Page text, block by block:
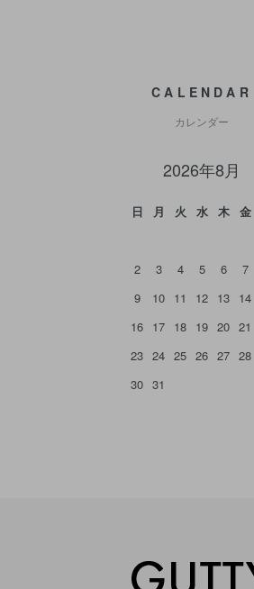
CALENDAR
カレンダー
2026年8月
日 月 火 水 木 金
2
3 4 5 6 7
9
10 11 12 13 14
16 17 18 19 20 21
23 24 25 26 27 28
30 31